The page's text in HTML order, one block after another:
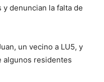
denuncian la falta de
un vecino a LU5, y
algunos residentes